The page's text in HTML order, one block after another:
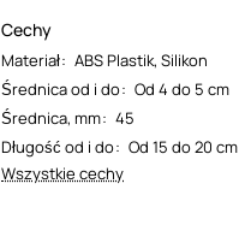
Cechy
Materiał: ABS Plastik, Silikon
Średnica od i do: Od 4 do 5 cm
Średnica, mm: 45
Długość od i do: Od 15 do 20 cm
Wszystkie cechy